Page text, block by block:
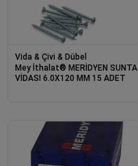
Vida & Çivi & Dübel
Mey İthalat® MERİDYEN SUNTA
VİDASI 6.0X120 MM 15 ADET